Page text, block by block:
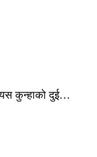
कुन्हाको दुई…